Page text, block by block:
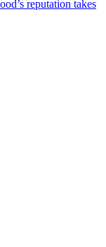
reputation takes